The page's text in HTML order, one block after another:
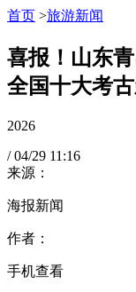
首页 >旅游新闻
喜报！山东
全国十大考
2026
/ 04/29 11:16
来源：
海报新闻
作者：
手机查看